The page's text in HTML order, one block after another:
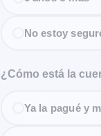
No estoy
¿Cómo está la
Ya la pagué y